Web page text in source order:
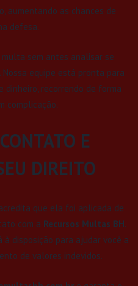
aumentando as chances de
defesa.
sem antes analisar se
equipe está pronta para
dinheiro, recorrendo de forma
complicação.
E
DIREITO
que ela foi aplicada de
com a Recursos Multas BH.
disposição para ajudar você a
de valores indevidos.